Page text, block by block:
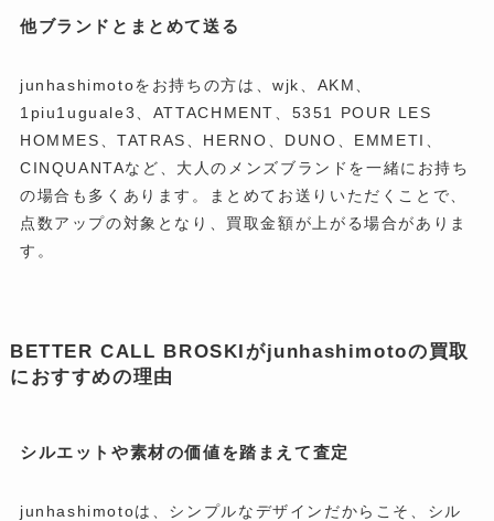
他ブランドとまとめて送る
junhashimotoをお持ちの方は、wjk、AKM、
1piu1uguale3、ATTACHMENT、5351 POUR LES
HOMMES、TATRAS、HERNO、DUNO、EMMETI、
CINQUANTAなど、大人のメンズブランドを一緒にお持ち
の場合も多くあります。まとめてお送りいただくことで、
点数アップの対象となり、買取金額が上がる場合がありま
す。
BETTER CALL BROSKIがjunhashimotoの買取
におすすめの理由
シルエットや素材の価値を踏まえて査定
junhashimotoは、シンプルなデザインだからこそ、シル